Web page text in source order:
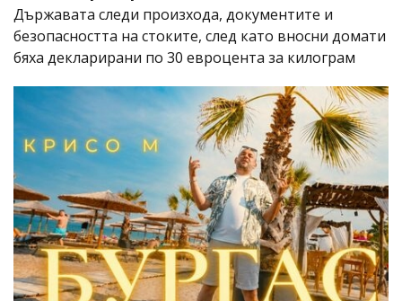
Държавата следи произхода, документите и
безопасността на стоките, след като вносни домати
бяха декларирани по 30 евроцента за килограм